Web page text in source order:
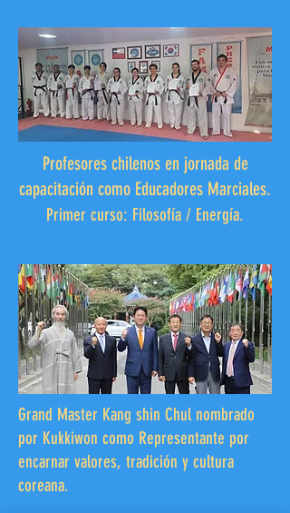
Profesores chilenos en jornada de
capacitación como Educadores Marciales.
Primer curso: Filosofía / Energía.
Grand Master Kang shin Chul nombrado
por Kukkiwon como Representante por
encarnar valores, tradición y cultura
coreana.